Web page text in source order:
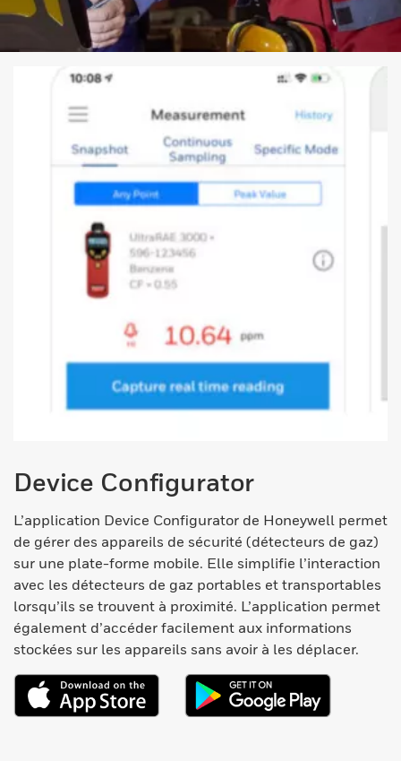
Device Configurator
L’application Device Configurator de Honeywell permet
de gérer des appareils de sécurité (détecteurs de gaz)
sur une plate-forme mobile. Elle simplifie l’interaction
avec les détecteurs de gaz portables et transportables
lorsqu’ils se trouvent à proximité. L’application permet
également d’accéder facilement aux informations
stockées sur les appareils sans avoir à les déplacer.